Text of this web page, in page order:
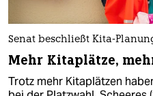
Senat beschließt Kita-
Mehr Kitaplätze,
Trotz mehr Kitaplätzen